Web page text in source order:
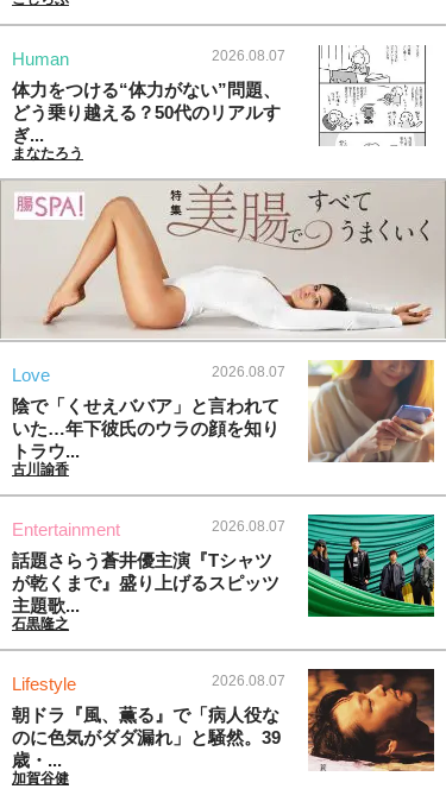
Human 2026.08.07
体力をつける“体力がない”問題、
どう乗り越える？50代のリアルす
ぎ...
まなたろう
Love 2026.08.07
陰で「くせえババア」と言われて
いた…年下彼氏のウラの顔を知り
トラウ...
古川諭香
Entertainment 2026.08.07
話題さらう蒼井優主演『Tシャツ
が乾くまで』盛り上げるスピッツ
主題歌...
石黒隆之
Lifestyle 2026.08.07
朝ドラ『風、薫る』で「病人役な
のに色気がダダ漏れ」と騒然。39
歳・...
加賀谷健